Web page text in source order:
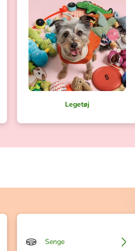
Legetøj
Senge